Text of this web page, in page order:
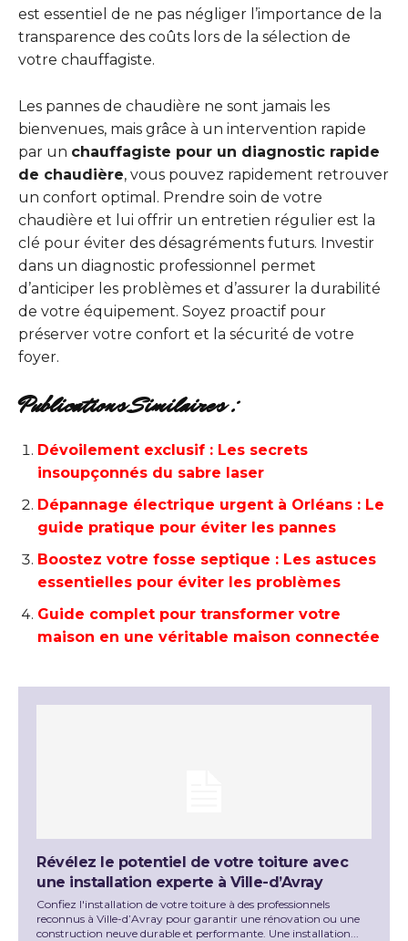
est essentiel de ne pas négliger l’importance de la
transparence des coûts lors de la sélection de
votre chauffagiste.
Les pannes de chaudière ne sont jamais les
bienvenues, mais grâce à un intervention rapide
par un chauffagiste pour un diagnostic rapide
de chaudière, vous pouvez rapidement retrouver
un confort optimal. Prendre soin de votre
chaudière et lui offrir un entretien régulier est la
clé pour éviter des désagréments futurs. Investir
dans un diagnostic professionnel permet
d’anticiper les problèmes et d’assurer la durabilité
de votre équipement. Soyez proactif pour
préserver votre confort et la sécurité de votre
foyer.
Publications Similaires :
Dévoilement exclusif : Les secrets
insoupçonnés du sabre laser
Dépannage électrique urgent à Orléans : Le
guide pratique pour éviter les pannes
Boostez votre fosse septique : Les astuces
essentielles pour éviter les problèmes
Guide complet pour transformer votre
maison en une véritable maison connectée
Révélez le potentiel de votre toiture avec
une installation experte à Ville-d’Avray
Confiez l'installation de votre toiture à des professionnels
reconnus à Ville-d’Avray pour garantir une rénovation ou une
construction neuve durable et performante. Une installation...